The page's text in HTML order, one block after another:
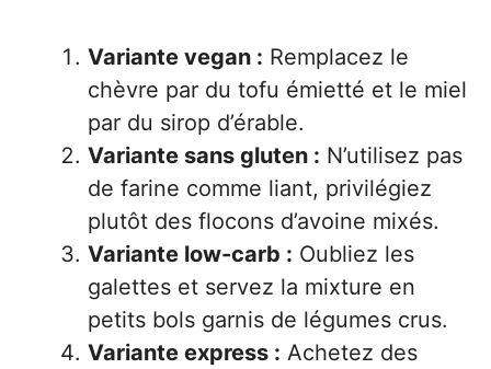
Variante vegan : Remplacez le
chèvre par du tofu émietté et le miel
par du sirop d’érable.
Variante sans gluten : N’utilisez pas
de farine comme liant, privilégiez
plutôt des flocons d’avoine mixés.
Variante low-carb : Oubliez les
galettes et servez la mixture en
petits bols garnis de légumes crus.
Variante express : Achetez des